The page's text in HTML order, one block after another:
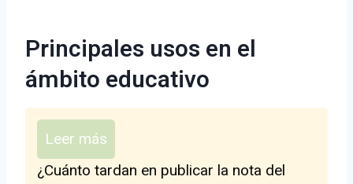
Principales usos en el
ámbito educativo
Leer más
¿Cuánto tardan en publicar la nota del